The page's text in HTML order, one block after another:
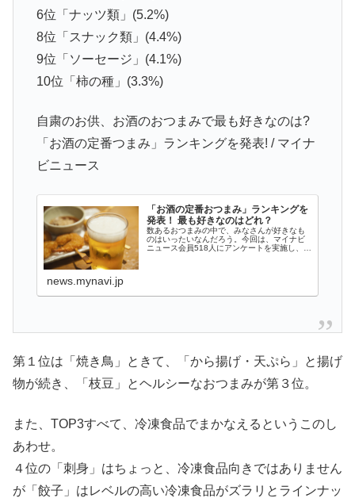
6位「ナッツ類」(5.2%)
8位「スナック類」(4.4%)
9位「ソーセージ」(4.1%)
10位「柿の種」(3.3%)
自粛のお供、お酒のおつまみで最も好きなのは?
「お酒の定番つまみ」ランキングを発表! / マイナ
ビニュース
「お酒の定番おつまみ」ランキングを
発表！ 最も好きなのはどれ？
数あるおつまみの中で、みなさんが好きなも
のはいったいなんだろう。今回は、マイナビ
ニュース会員518人にアンケートを実施し、
news.mynavi.jp
第１位は「焼き鳥」ときて、「から揚げ・天ぷら」と揚げ
物が続き、「枝豆」とヘルシーなおつまみが第３位。
また、TOP3すべて、冷凍食品でまかなえるというこのし
あわせ。
４位の「刺身」はちょっと、冷凍食品向きではありません
が「餃子」はレベルの高い冷凍食品がズラリとラインナッ